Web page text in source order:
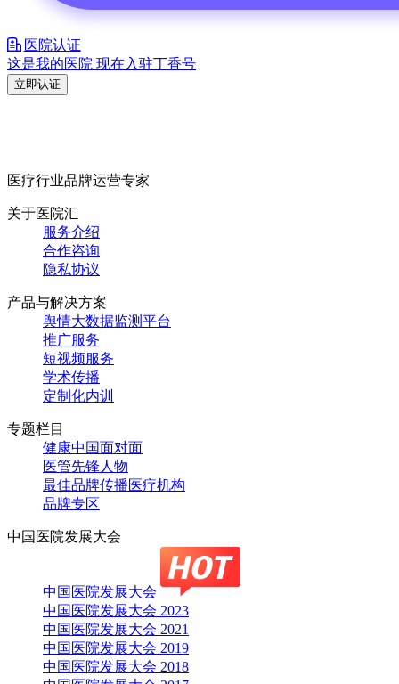
医院认证
这是我的医院 现在入驻丁香号
立即认证
医疗行业品牌运营专家
关于医院汇
服务介绍
合作咨询
隐私协议
产品与解决方案
舆情大数据监测平台
推广服务
短视频服务
学术传播
定制化内训
专题栏目
健康中国面对面
医管先锋人物
最佳品牌传播医疗机构
品牌专区
中国医院发展大会
中国医院发展大会
中国医院发展大会 2023
中国医院发展大会 2021
中国医院发展大会 2019
中国医院发展大会 2018